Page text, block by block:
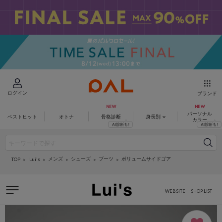
ログイン ブランド
ベストヒット オトナ 骨格診断 身長別
パーソナル
カラー
TOP Lui's メンズ シューズ ブーツ ボリュームサイドゴア
WEB SITE SHOP LIST